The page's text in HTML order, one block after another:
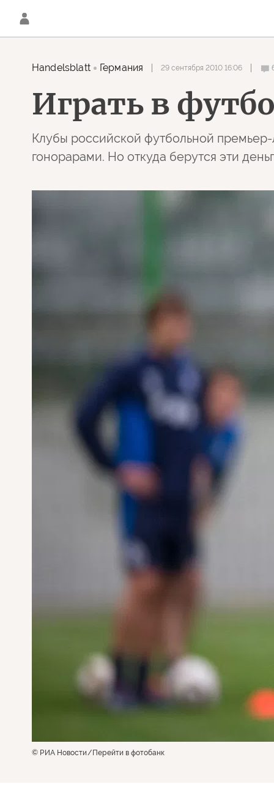
Handelsblatt Германия 29 сентября 2010 16:06
Играть в
Клубы российской футбольной
гонорарами. Но откуда берутся эти
© РИА Новости Перейти в фотобанк